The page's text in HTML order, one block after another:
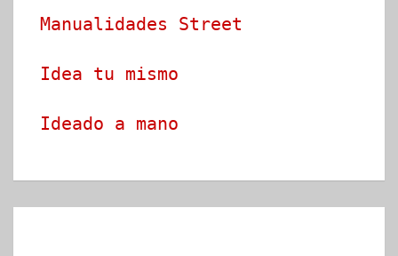
Manualidades Street
Idea tu mismo
Ideado a mano